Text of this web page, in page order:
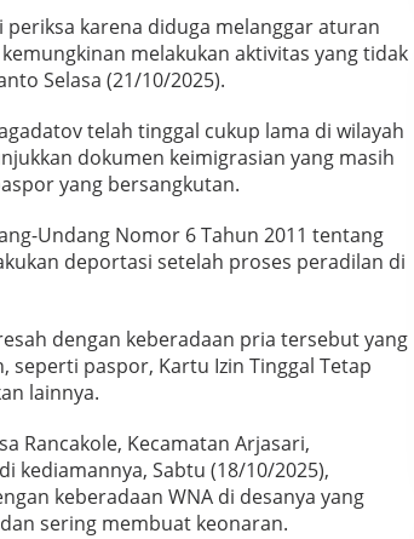
karena diduga melanggar aturan
melakukan aktivitas yang tidak
Selasa (21/10/2025).
telah tinggal cukup lama di wilayah
dokumen keimigrasian yang masih
yang bersangkutan.
Undang Nomor 6 Tahun 2011 tentang
deportasi setelah proses peradilan di
dengan keberadaan pria tersebut yang
paspor, Kartu Izin Tinggal Tetap
lainnya.
Rancakole, Kecamatan Arjasari,
kediamannya, Sabtu (18/10/2025),
keberadaan WNA di desanya yang
sering membuat keonaran.